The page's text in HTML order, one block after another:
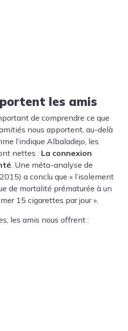
les amis
de comprendre ce que
nous apportent, au-delà
l’indique Albaladejo, les
nettes : La connexion
. Une méta-analyse de
a conclu que « l’isolement
de mortalité prématurée à un
15 cigarettes par jour ».
les amis nous offrent :